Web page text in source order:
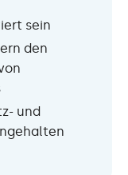
sein
den
und